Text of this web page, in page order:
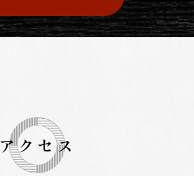
アクセス